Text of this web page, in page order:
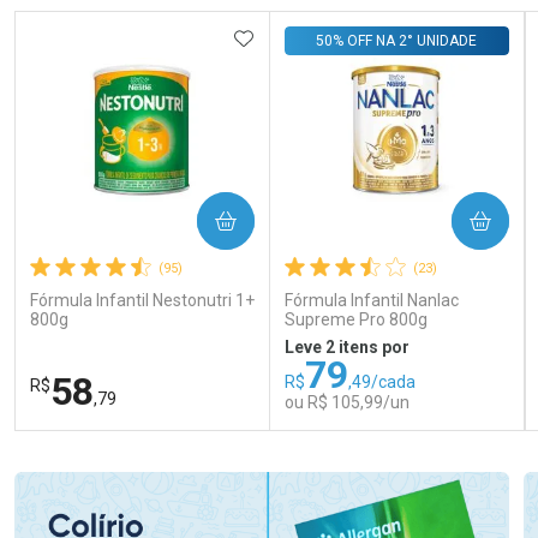
(95)
Fórmula Infantil Nestonutri 1+
800g
R$58,79
ADICIONAR AOS FAVORITOS
COMPRAR
(23)
Fórmula Infantil Nanlac
Supreme Pro 800g
50% OFF NA 2° UNIDADE
Leve 2 itens por
R$79,49/cada
ou R$ 105,99/un
COMPRAR
Laboratório
Por Menos